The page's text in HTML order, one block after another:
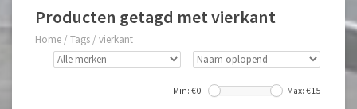
Producten getagd met vierkant
Home / Tags / vierkant
Min: €0 Max: €15